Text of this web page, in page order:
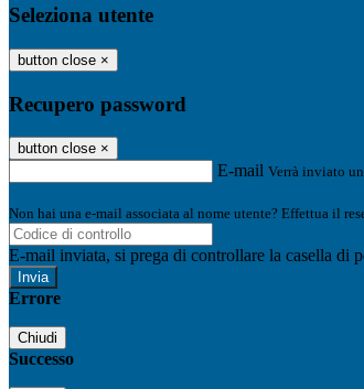
Seleziona utente
button close ×
Recupero password
button close ×
E-mail Verrà inviato
Non hai una e-mail associata al nome utente? Effettua il
E-mail inviata, si prega di controllare la casella di
Errore
Chiudi
Successo